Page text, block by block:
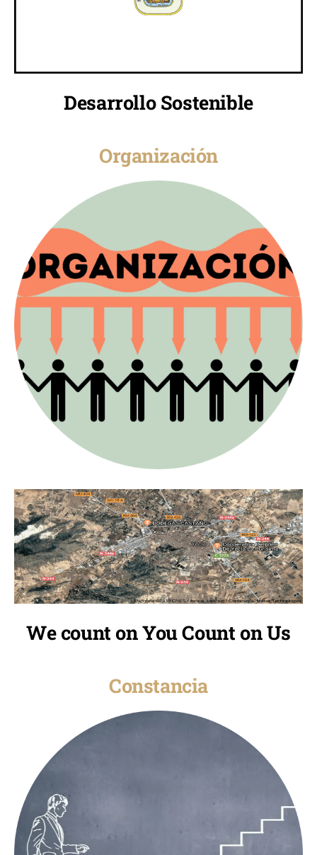
Desarrollo Sostenible
Organización
We count on You Count on Us
Constancia